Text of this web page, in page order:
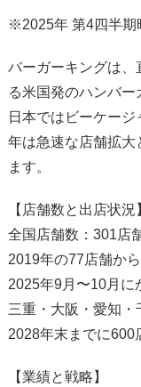
※2025年 第4四半期
バーガーキングは、
る米国発のハンバー
日本ではビーケー
年は急速な店舗拡大
ます。
【店舗数と出店状況
全国店舗数：301店
2019年の77店舗か
2025年9月〜10月に
三重・大阪・愛知・
2028年末までに600
【業績と戦略】